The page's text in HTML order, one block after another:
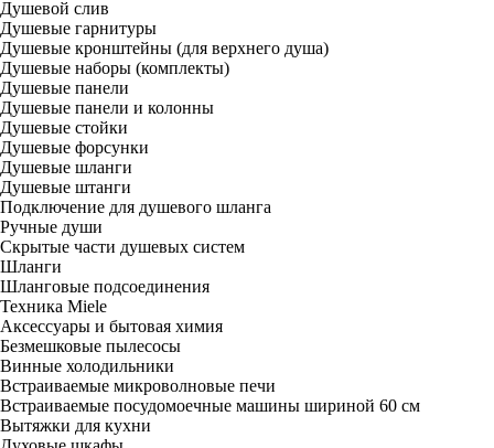
Душевой слив
Душевые гарнитуры
Душевые кронштейны (для верхнего душа)
Душевые наборы (комплекты)
Душевые панели
Душевые панели и колонны
Душевые стойки
Душевые форсунки
Душевые шланги
Душевые штанги
Подключение для душевого шланга
Ручные души
Скрытые части душевых систем
Шланги
Шланговые подсоединения
Техника Miele
Аксессуары и бытовая химия
Безмешковые пылесосы
Винные холодильники
Встраиваемые микроволновые печи
Встраиваемые посудомоечные машины шириной 60 см
Вытяжки для кухни